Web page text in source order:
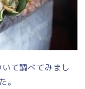
て調べてみまし
。